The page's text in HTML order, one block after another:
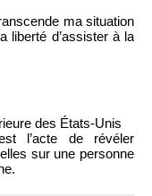
ma situation
liberté d’assister à la
des États-Unis
l’acte de révéler
sur une personne